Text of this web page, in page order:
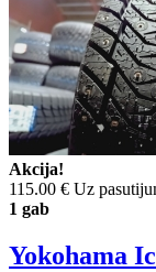
Akcija!
115.00 € Uz
1 gab
Yokohama